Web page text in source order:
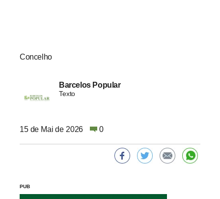
Concelho
Barcelos Popular
Texto
15 de Mai de 2026 0
PUB